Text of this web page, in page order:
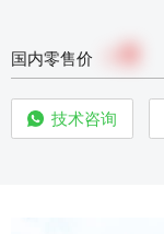
国内零售价 0
技术咨询